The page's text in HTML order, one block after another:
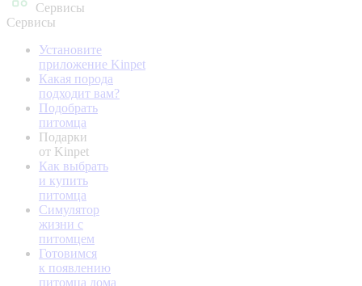
Сервисы
Сервисы
Установите
приложение Kinpet
Какая порода
подходит вам?
Подобрать
питомца
Подарки
от Kinpet
Как выбрать
и купить
питомца
Симулятор
жизни с
питомцем
Готовимся
к появлению
питомца дома